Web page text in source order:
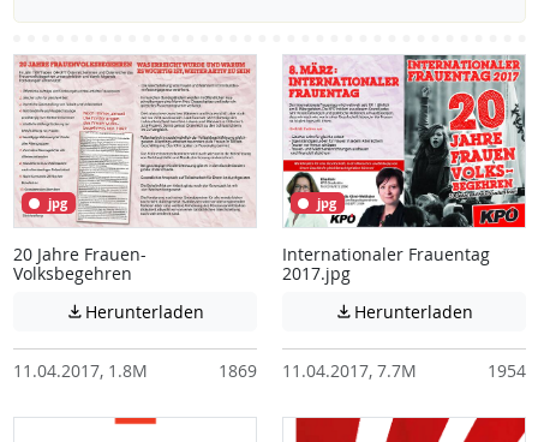
jpg
20 Jahre Frauen-
Volksbegehren
 Herunterladen Achtung: Diese Datei enthält unter
11.04.2017, 1.8M 1869
jpg
Internationaler Frauentag
2017.jpg
 Herunterladen
11.04.2017, 7.7M 1954